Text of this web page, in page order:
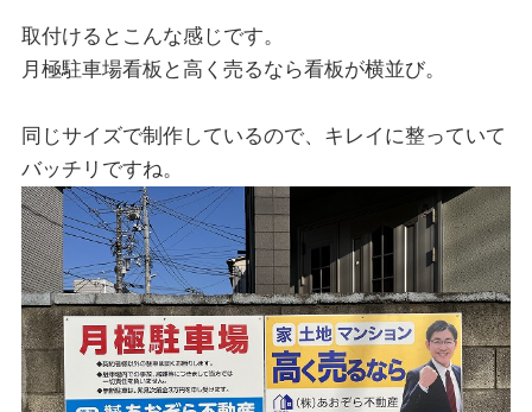
取付けるとこんな感じです。
月極駐車場看板と高く売るなら看板が横並び。
同じサイズで制作しているので、キレイに整っていて
バッチリですね。